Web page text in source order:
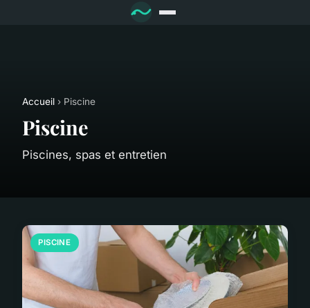
Accueil › Piscine
Piscine
Piscines, spas et entretien
PISCINE